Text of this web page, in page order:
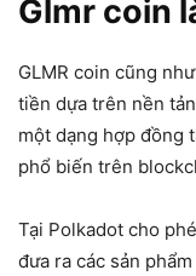
Glmr coin
GLMR coin cũng
tiền dựa trên nền
một dạng hợp đồng
phổ biến trên
Tại Polkadot cho
đưa ra các sản